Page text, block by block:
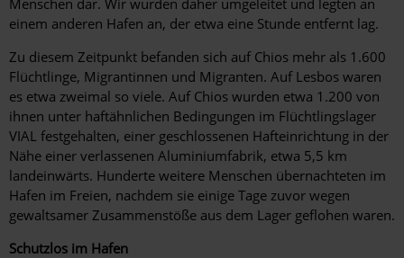
einem anderen Hafen an, der etwa eine Stunde entfernt lag.
Zu diesem Zeitpunkt befanden sich auf Chios mehr als 1.600
Flüchtlinge, Migrantinnen und Migranten. Auf Lesbos waren
es etwa zweimal so viele. Auf Chios wurden etwa 1.200 von
ihnen unter haftähnlichen Bedingungen im Flüchtlingslager
VIAL festgehalten, einer geschlossenen Hafteinrichtung in der
Nähe einer verlassenen Aluminiumfabrik, etwa 5,5 km
landeinwärts. Hunderte weitere Menschen übernachteten im
Hafen im Freien, nachdem sie einige Tage zuvor wegen
gewaltsamer Zusammenstöße aus dem Lager geflohen waren.
Schutzlos im Hafen